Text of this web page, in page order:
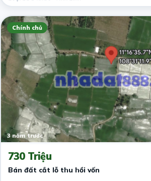
Chính chủ
3 năm trước
730 Triệu
Bán đất cắt lỗ thu hồi vốn